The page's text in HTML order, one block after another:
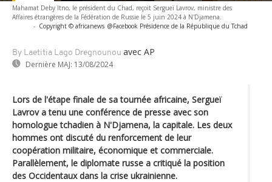
Mahamat Deby Itno, le président du Chad, reçoit Sergueï Lavrov, ministre des
Affaires étrangères de la Fédération de Russie le 5 juin 2024 à N'Djamena.
- Copyright © africanews @Facebook Présidence de la République du Tchad
By Laetitia Lago Dregnounou avec AP
Dernière MAJ: 13/08/2024
Lors de l'étape finale de sa tournée africaine, Sergueï
Lavrov a tenu une conférence de presse avec son
homologue tchadien à N'Djamena, la capitale. Les deux
hommes ont discuté du renforcement de leur
coopération militaire, économique et commerciale.
Parallèlement, le diplomate russe a critiqué la position
des Occidentaux dans la crise ukrainienne.